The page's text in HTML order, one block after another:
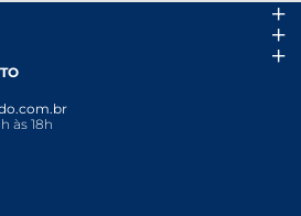
às 18h